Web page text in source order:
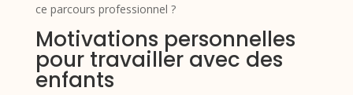
ce parcours professionnel ?
Motivations personnelles
pour travailler avec des
enfants